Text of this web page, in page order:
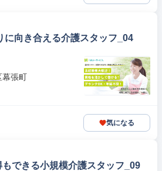
に向き合える介護スタッフ_04
幕張町
気になる
できる小規模介護スタッフ_09